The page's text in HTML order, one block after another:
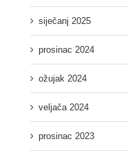
siječanj 2025
prosinac 2024
ožujak 2024
veljača 2024
prosinac 2023